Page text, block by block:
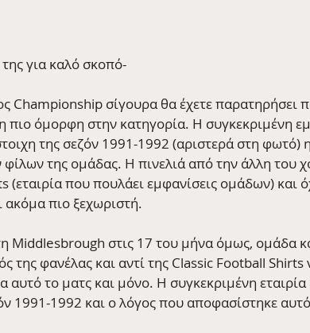
για καλό σκοπό-
Championship σίγουρα θα έχετε παρατηρήσει
πιο όμορφη στην κατηγορία. Η συγκεκριμένη
της σεζόν 1991-1992 (αριστερά στη φωτό)
της ομάδας. Η πινελιά από την άλλη του
(εταιρία που πουλάει εμφανίσεις ομάδων) και
ακόμα πιο ξεχωριστή.
Middlesbrough στις 17 του μήνα όμως, ομάδα
φανέλας και αντί της Classic Football Shirts
αυτό το ματς και μόνο. Η συγκεκριμένη
1991-1992 και ο λόγος που αποφασίστηκε αυτό